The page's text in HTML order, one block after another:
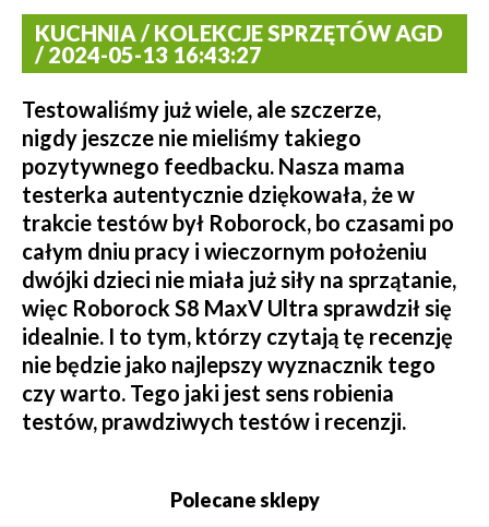
KUCHNIA / KOLEKCJE SPRZĘTÓW AGD
/ 2024-05-13 16:43:27
Testowaliśmy już wiele, ale szczerze,
nigdy jeszcze nie mieliśmy takiego
pozytywnego feedbacku. Nasza mama
testerka autentycznie dziękowała, że w
trakcie testów był Roborock, bo czasami po
całym dniu pracy i wieczornym położeniu
dwójki dzieci nie miała już siły na sprzątanie,
więc Roborock S8 MaxV Ultra sprawdził się
idealnie. I to tym, którzy czytają tę recenzję
nie będzie jako najlepszy wyznacznik tego
czy warto. Tego jaki jest sens robienia
testów, prawdziwych testów i recenzji.
Polecane sklepy